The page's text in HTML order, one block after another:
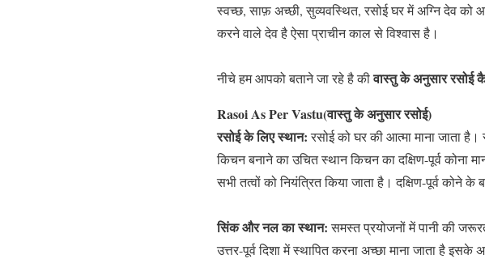
स्वच्छ, साफ़ अच्छी, सुव्यवस्थित, रसोई घर में अग्नि देव को
करने वाले देव है ऐसा प्राचीन काल से विश्वास है।
नीचे हम आपको बताने जा रहे है कीवास्तु के अनुसार रसोई
Rasoi As Per Vastu(वास्तु के अनुसार रसोई)
रसोई के लिए स्थान: रसोई को घर की आत्मा माना जाता
किचन बनाने का उचित स्थान किचन का दक्षिण-पूर्व कोना
सभी तत्वों को नियंत्रित किया जाता है। दक्षिण-पूर्व कोने
सिंक और नल का स्थान:समस्त प्रयोजनों में पानी की
उत्तर-पूर्व दिशा में स्थापित करना अच्छा माना जाता है